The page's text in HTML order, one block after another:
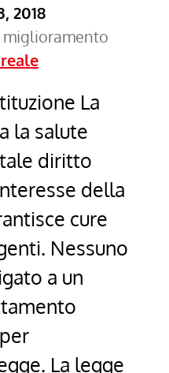
2018
miglioramento
La
la salute
diritto
della
cure
Nessuno
a un
La legge